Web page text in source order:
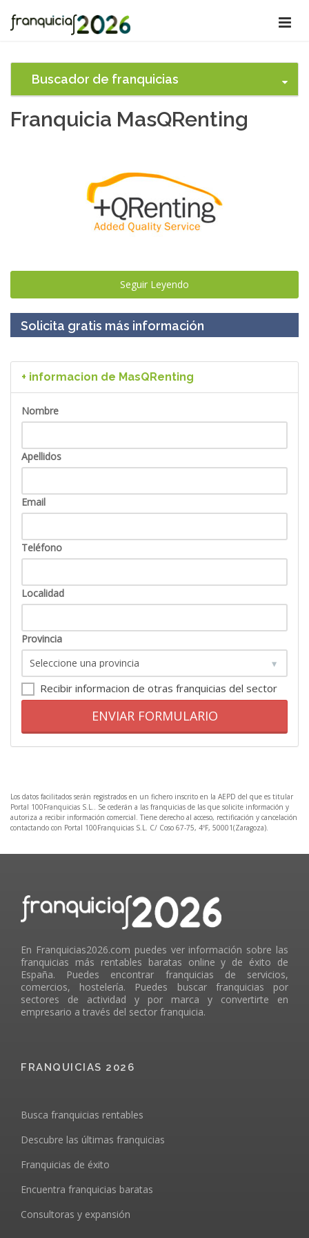
Buscador de franquicias
Franquicia MasQRenting
Seguir Leyendo
Solicita gratis más información
+ informacion de MasQRenting
Nombre
Apellidos
Email
Teléfono
Localidad
Provincia
Recibir informacion de otras franquicias del sector
ENVIAR FORMULARIO
Los datos facilitados serán registrados en un fichero inscrito en la AEPD del que es titular
Portal 100Franquicias S.L.. Se cederán a las franquicias de las que solicite información y
autoriza a recibir información comercial. Tiene derecho al acceso, rectificación y cancelación
contactando con Portal 100Franquicias S.L. C/ Coso 67-75, 4ºF, 50001(Zaragoza).
En Franquicias2026.com puedes ver información sobre las
franquicias más rentables baratas online y de éxito de
España. Puedes encontrar franquicias de servicios,
comercios, hostelería. Puedes buscar franquicias por
sectores de actividad y por marca y convertirte en
empresario a través del sector franquicia.
FRANQUICIAS 2026
Busca franquicias rentables
Descubre las últimas franquicias
Franquicias de éxito
Encuentra franquicias baratas
Consultoras y expansión